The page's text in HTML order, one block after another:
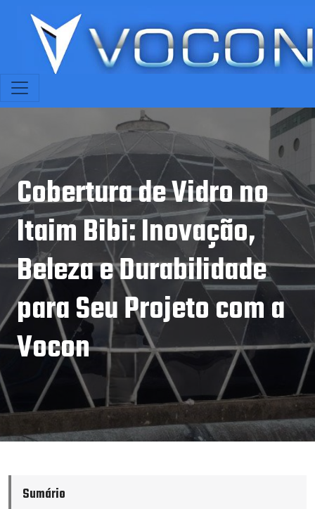
Cobertura de Vidro no
Itaim Bibi: Inovação,
Beleza e Durabilidade
para Seu Projeto com a
Vocon
Sumário